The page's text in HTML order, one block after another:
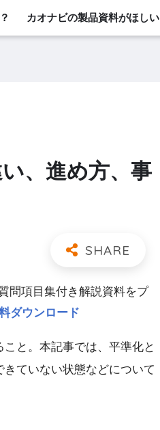
カオナビの製品資料がほしい
、進め方、事
問項目集付き解説資料をプ
ダウンロード
と。本記事では、平準化と
ていない状態などについて